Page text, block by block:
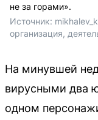
не за горами».
Источник:
организация,
На минувшей
вирусными два
одном